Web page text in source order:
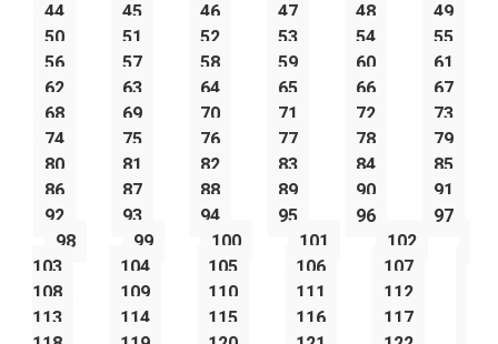
44
45 46 47 48
49
50
51 52 53 54
55
56
57 58 59 60
61
62
63 64 65 66
67
68
69 70 71 72
73
74
75 76 77 78
79
80
81 82 83 84
85
86
87 88 89 90
91
92
93 94 95 96
97
98
99 100 101
102
103
104 105 106
107
108
109 110 111
112
113
114 115 116
117